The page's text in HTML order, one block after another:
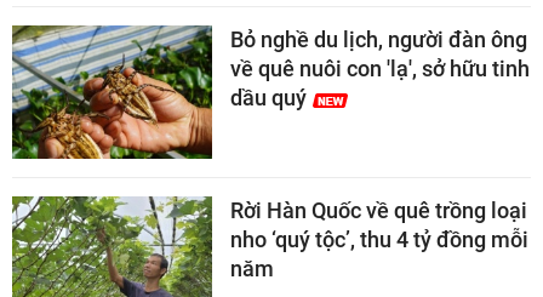
Bỏ nghề du lịch, người đàn ông
về quê nuôi con 'lạ', sở hữu tinh
dầu quý
Rời Hàn Quốc về quê trồng loại
nho ‘quý tộc’, thu 4 tỷ đồng mỗi
năm